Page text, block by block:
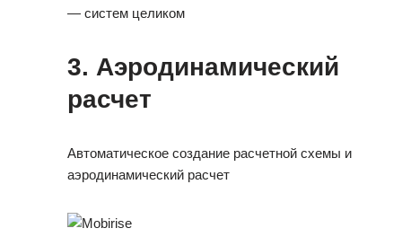
— систем целиком
3. Аэродинамический
расчет
Автоматическое создание расчетной схемы и
аэродинамический расчет